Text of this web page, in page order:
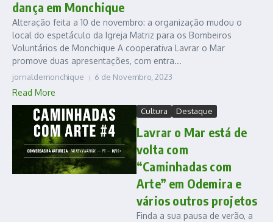
dança em Monchique
Alteração feita a 10 de novembro: a organização mudou o
local do espetáculo da Igreja Matriz para os Bombeiros
Voluntários de Monchique A cooperativa Lavrar o Mar
promove duas apresentações, com entra...
jornaldemonchique 6 de Novembro, 2023
Read More
Cultura Destaque
Lavrar o Mar está de
volta com
“Caminhadas com
Arte” em Odemira e
vários outros projetos
Finda a sua pausa de verão, a